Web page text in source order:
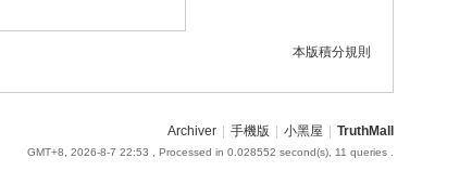
本版積分規則
Archiver 手機版 小黑屋 TruthMall
GMT+8, 2026-8-7 22:53 , Processed in 0.028552 second(s), 11 queries .